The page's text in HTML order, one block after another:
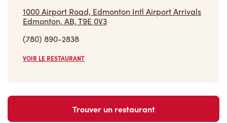
1000 Airport Road, Edmonton Intl Airport Arrivals
Edmonton, AB, T9E 0V3
(780) 890-2838
VOIR LE RESTAURANT
Trouver un restaurant